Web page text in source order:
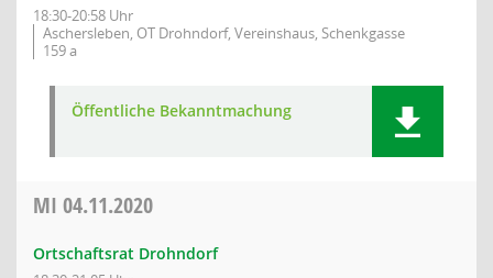
18:30-20:58 Uhr
Aschersleben, OT Drohndorf, Vereinshaus, Schenkgasse
159 a
Öffentliche Bekanntmachung
MI 04.11.2020
Ortschaftsrat Drohndorf